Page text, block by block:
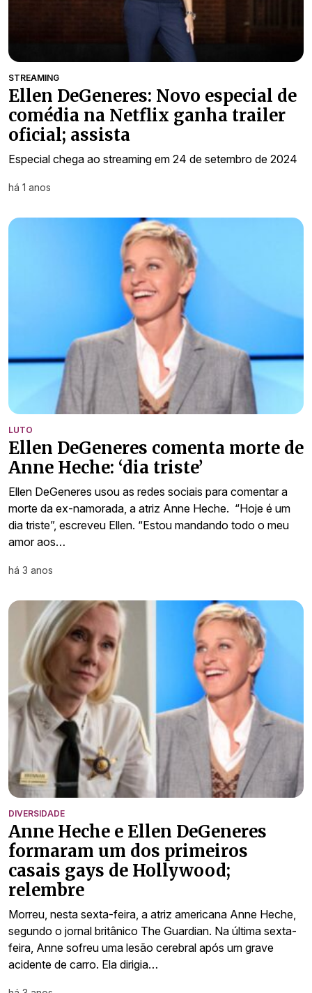
STREAMING
Ellen DeGeneres: Novo especial de
comédia na Netflix ganha trailer
oficial; assista
Especial chega ao streaming em 24 de setembro de 2024
há 1 anos
LUTO
Ellen DeGeneres comenta morte de
Anne Heche: ‘dia triste’
Ellen DeGeneres usou as redes sociais para comentar a
morte da ex-namorada, a atriz Anne Heche. “Hoje é um
dia triste”, escreveu Ellen. “Estou mandando todo o meu
amor aos…
há 3 anos
DIVERSIDADE
Anne Heche e Ellen DeGeneres
formaram um dos primeiros
casais gays de Hollywood;
relembre
Morreu, nesta sexta-feira, a atriz americana Anne Heche,
segundo o jornal britânico The Guardian. Na última sexta-
feira, Anne sofreu uma lesão cerebral após um grave
acidente de carro. Ela dirigia…